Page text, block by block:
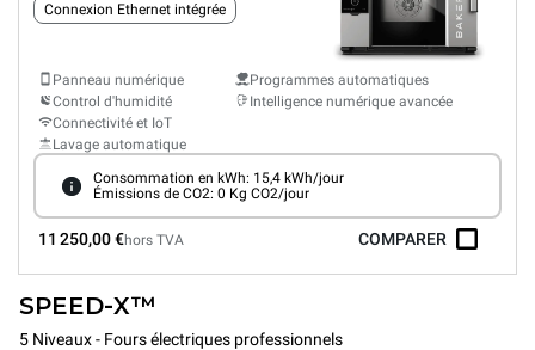
Connexion Ethernet intégrée
Panneau numérique
Control d'humidité
Connectivité et IoT
Lavage automatique
Programmes automatiques
Intelligence numérique avancée
Consommation en kWh: 15,4 kWh/jour
Émissions de CO2: 0 Kg CO2/jour
11 250,00 €hors TVA COMPARER
SPEED-X™
5 Niveaux - Fours électriques professionnels